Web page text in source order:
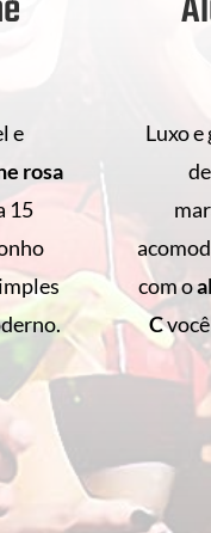
e
rosa
15
Luxo
com o
C